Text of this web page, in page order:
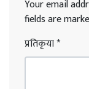
Your email
fields are
प्रतिकृया*